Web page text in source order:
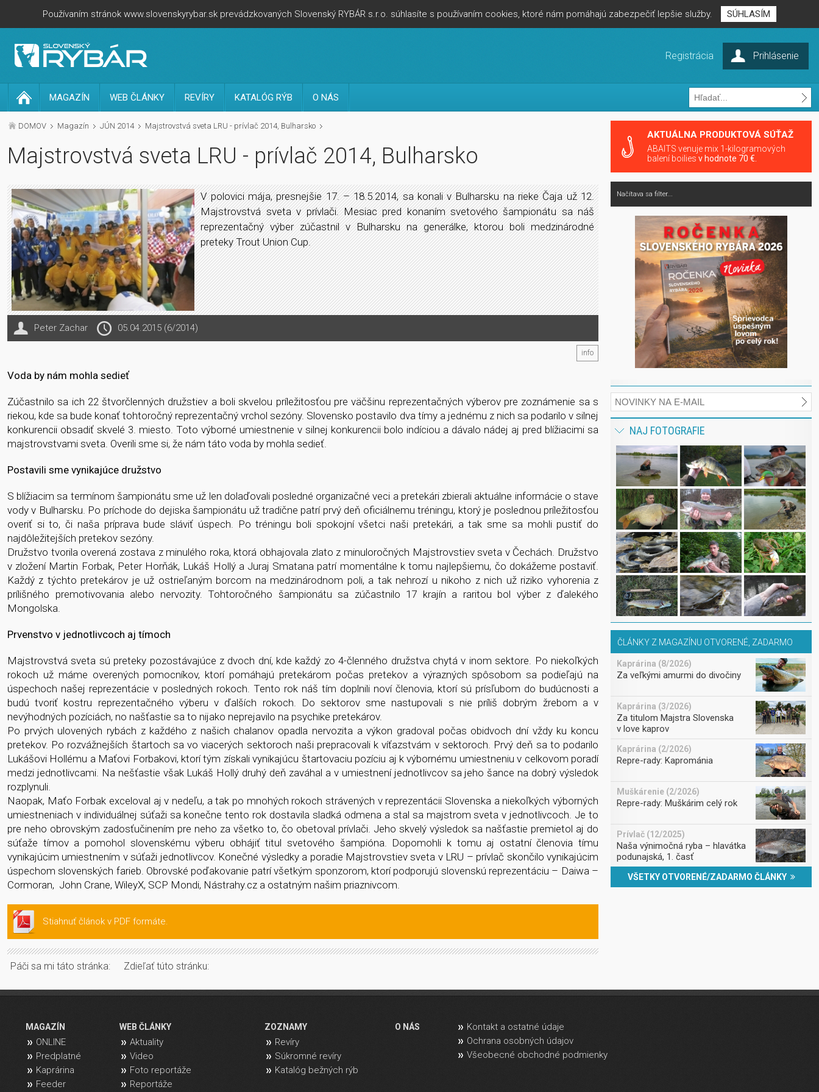
Používaním stránok www.slovenskyrybar.sk prevádzkovaných Slovenský RYBÁR s.r.o. súhlasíte s používaním cookies, ktoré nám pomáhajú zabezpečiť lepšie služby. SÚHLASÍM
Prihlásenie
Registrácia
MAGAZÍN WEB ČLÁNKY REVÍRY KATALÓG RÝB O NÁS
DOMOV Magazín JÚN 2014 Majstrovstvá sveta LRU - prívlač 2014, Bulharsko
Majstrovstvá sveta LRU - prívlač 2014, Bulharsko
V polovici mája, presnejšie 17. – 18.5.2014, sa konali v Bulharsku na rieke Čaja už 12.
Majstrovstvá sveta v prívlači. Mesiac pred konaním svetového šampionátu sa náš
reprezentačný výber zúčastnil v Bulharsku na generálke, ktorou boli medzinárodné
preteky Trout Union Cup.
Peter Zachar 05.04.2015 (6/2014)
info
Voda by nám mohla sedieť
Zúčastnilo sa ich 22 štvorčlenných družstiev a boli skvelou príležitosťou pre väčšinu reprezentačných výberov pre zoznámenie sa s
riekou, kde sa bude konať tohtoročný reprezentačný vrchol sezóny. Slovensko postavilo dva tímy a jednému z nich sa podarilo v silnej
konkurencii obsadiť skvelé 3. miesto. Toto výborné umiestnenie v silnej konkurencii bolo indíciou a dávalo nádej aj pred blížiacimi sa
majstrovstvami sveta. Overili sme si, že nám táto voda by mohla sedieť.
Postavili sme vynikajúce družstvo
S blížiacim sa termínom šampionátu sme už len dolaďovali posledné organizačné veci a pretekári zbierali aktuálne informácie o stave
vody v Bulharsku. Po príchode do dejiska šampionátu už tradične patrí prvý deň oficiálnemu tréningu, ktorý je poslednou príležitosťou
overiť si to, či naša príprava bude sláviť úspech. Po tréningu boli spokojní všetci naši pretekári, a tak sme sa mohli pustiť do
najdôležitejších pretekov sezóny.
Družstvo tvorila overená zostava z minulého roka, ktorá obhajovala zlato z minuloročných Majstrovstiev sveta v Čechách. Družstvo
v zložení Martin Forbak, Peter Horňák, Lukáš Hollý a Juraj Smatana patrí momentálne k tomu najlepšiemu, čo dokážeme postaviť.
Každý z týchto pretekárov je už ostrieľaným borcom na medzinárodnom poli, a tak nehrozí u nikoho z nich už riziko vyhorenia z
prílišného premotivovania alebo nervozity. Tohtoročného šampionátu sa zúčastnilo 17 krajín a raritou bol výber z ďalekého
Mongolska.
Prvenstvo v jednotlivcoch aj tímoch
Majstrovstvá sveta sú preteky pozostávajúce z dvoch dní, kde každý zo 4-členného družstva chytá v inom sektore. Po niekoľkých
rokoch už máme overených pomocníkov, ktorí pomáhajú pretekárom počas pretekov a výrazných spôsobom sa podieľajú na
úspechoch našej reprezentácie v posledných rokoch. Tento rok náš tím doplnili noví členovia, ktorí sú prísľubom do budúcnosti a
budú tvoriť kostru reprezentačného výberu v ďalších rokoch. Do sektorov sme nastupovali s nie príliš dobrým žrebom a v
nevýhodných pozíciách, no našťastie sa to nijako neprejavilo na psychike pretekárov.
Po prvých ulovených rybách z každého z našich chalanov opadla nervozita a výkon gradoval počas obidvoch dní vždy ku koncu
pretekov. Po rozvážnejších štartoch sa vo viacerých sektoroch naši prepracovali k víťazstvám v sektoroch. Prvý deň sa to podarilo
Lukášovi Hollému a Maťovi Forbakovi, ktorí tým získali vynikajúcu štartovaciu pozíciu aj k výbornému umiestneniu v celkovom poradí
medzi jednotlivcami. Na nešťastie však Lukáš Hollý druhý deň zaváhal a v umiestnení jednotlivcov sa jeho šance na dobrý výsledok
rozplynuli.
Naopak, Maťo Forbak exceloval aj v nedeľu, a tak po mnohých rokoch strávených v reprezentácii Slovenska a niekoľkých výborných
umiestneniach v individuálnej súťaži sa konečne tento rok dostavila sladká odmena a stal sa majstrom sveta v jednotlivcoch. Je to
pre neho obrovským zadosťučinením pre neho za všetko to, čo obetoval prívlači. Jeho skvelý výsledok sa našťastie premietol aj do
súťaže tímov a pomohol slovenskému výberu obhájiť titul svetového šampióna. Dopomohli k tomu aj ostatní členovia tímu
vynikajúcim umiestnením v súťaži jednotlivcov. Konečné výsledky a poradie Majstrovstiev sveta v LRU – prívlač skončilo vynikajúcim
úspechom slovenských farieb. Obrovské poďakovanie patrí všetkým sponzorom, ktorí podporujú slovenskú reprezentáciu – Daiwa –
Cormoran, John Crane, WileyX, SCP Mondi, Nástrahy.cz a ostatným našim priaznivcom.
Stiahnuť článok v PDF formáte.
Páči sa mi táto stránka: Zdieľať túto stránku:
AKTUÁLNA PRODUKTOVÁ SÚŤAŽ
ABAITS venuje mix 1-kilogramových
balení boilies v hodnote 70 €.
Načítava sa filter...
NAJ FOTOGRAFIE
ČLÁNKY Z MAGAZÍNU OTVORENÉ, ZADARMO
Kaprárina (8/2026)
Za veľkými amurmi do divočiny
Kaprárina (3/2026)
Za titulom Majstra Slovenska
v love kaprov
Kaprárina (2/2026)
Repre-rady: Kaprománia
Muškárenie (2/2026)
Repre-rady: Muškárim celý rok
Prívlač (12/2025)
Naša výnimočná ryba – hlavátka
podunajská, 1. časť
VŠETKY OTVORENÉ/ZADARMO ČLÁNKY
MAGAZÍN
ONLINE
Predplatné
Kaprárina
Feeder
WEB ČLÁNKY
Aktuality
Video
Foto reportáže
Reportáže
ZOZNAMY
Revíry
Súkromné revíry
Katalóg bežných rýb
O NÁS
Kontakt a ostatné údaje
Ochrana osobných údajov
Všeobecné obchodné podmienky